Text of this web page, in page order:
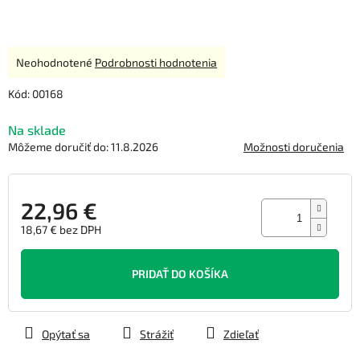
Kód: 00168
Na sklade
Môžeme doručiť do:11.8.2026 Možnosti doručenia
22,96 €
18,67 € bez DPH
Jednotková
PRIDAŤ DO KOŠÍKA
Opýtať sa Strážiť Zdieľať
Priemerné
produktu
z
5
Neohodnotené Podrobnosti hodnotenia